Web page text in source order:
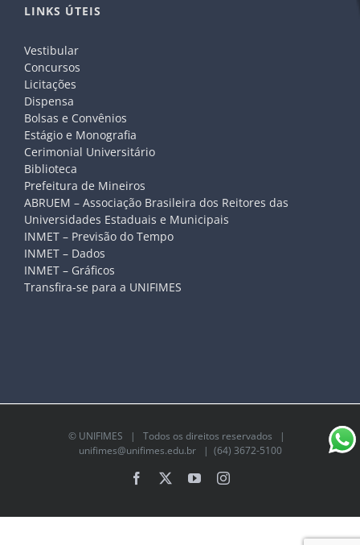
LINKS ÚTEIS
Vestibular
Concursos
Licitações
Dispensa
Bolsas e Convênios
Estágio e Monografia
Cerimonial Universitário
Biblioteca
Prefeitura de Mineiros
ABRUEM – Associação Brasileira dos Reitores das
Universidades Estaduais e Municipais
INMET – Previsão do Tempo
INMET – Dados
INMET – Gráficos
Transfira-se para a UNIFIMES
© UNIFIMES | Todos os direitos reservados |
unifimes@unifimes.edu.br| (64) 3672-5100
Facebook YouTubeInstagram